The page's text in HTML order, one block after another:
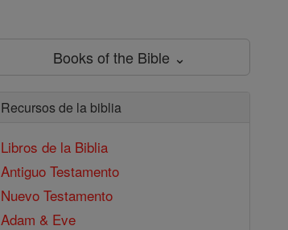
Books of the Bible ⌄
Recursos de la biblia
Libros de la Biblia
Antiguo Testamento
Nuevo Testamento
Adam & Eve